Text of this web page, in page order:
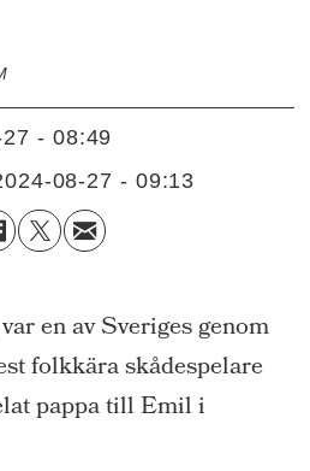
27 - 08:49
2024-08-27 - 09:13
en av Sveriges genom
folkkära skådespelare
pappa till Emil i